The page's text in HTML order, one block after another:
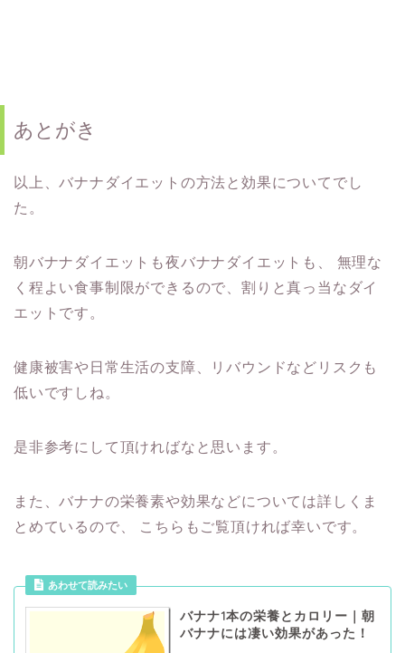
あとがき
以上、バナナダイエットの方法と効果についてでし
た。
朝バナナダイエットも夜バナナダイエットも、
無理な
く程よい食事制限ができるので、割りと真っ当なダイ
エットです。
健康被害や日常生活の支障、リバウンドなどリスクも
低いですしね。
是非参考にして頂ければなと思います。
また、バナナの栄養素や効果などについては詳しくま
とめているので、
こちらもご覧頂ければ幸いです。
あわせて読みたい
バナナ1本の栄養とカロリー｜朝
バナナには凄い効果があった！